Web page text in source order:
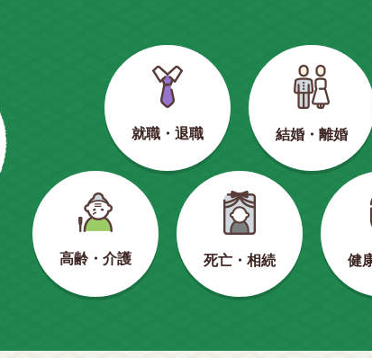
就職・退職 結婚・離婚
高齢・介護 死亡・相続 健